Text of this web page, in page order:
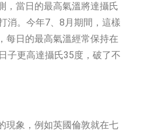
，當日的最高氣溫將達攝氏
消。今年7、8月期間，這樣
每日的最高氣溫經常保持在
子更高達攝氏35度，破了不
現象，例如英國倫敦就在七